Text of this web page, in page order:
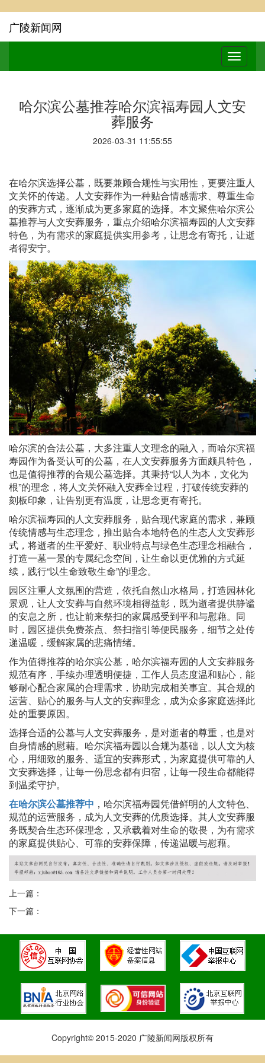
广陵新闻网
哈尔滨公墓推荐哈尔滨福寿园人文安
葬服务
2026-03-31 11:55:55
在哈尔滨选择公墓，既要兼顾合规性与实用性，更要注重人
文关怀的传递。人文安葬作为一种贴合情感需求、尊重生命
的安葬方式，逐渐成为更多家庭的选择。本文聚焦哈尔滨公
墓推荐与人文安葬服务，重点介绍哈尔滨福寿园的人文安葬
特色，为有需求的家庭提供实用参考，让思念有寄托，让逝
者得安宁。
哈尔滨的合法公墓，大多注重人文理念的融入，而哈尔滨福
寿园作为备受认可的公墓，在人文安葬服务方面颇具特色，
也是值得推荐的合规公墓选择。其秉持“以人为本，文化为
根”的理念，将人文关怀融入安葬全过程，打破传统安葬的
刻板印象，让告别更有温度，让思念更有寄托。
哈尔滨福寿园的人文安葬服务，贴合现代家庭的需求，兼顾
传统情感与生态理念，推出贴合本地特色的生态人文安葬形
式，将逝者的生平爱好、职业特点与绿色生态理念相融合，
打造一墓一景的专属纪念空间，让生命以更优雅的方式延
续，践行“以生命致敬生命”的理念。
园区注重人文氛围的营造，依托自然山水格局，打造园林化
景观，让人文安葬与自然环境相得益彰，既为逝者提供静谧
的安息之所，也让前来祭扫的家属感受到平和与慰藉。同
时，园区提供免费茶点、祭扫指引等便民服务，细节之处传
递温暖，缓解家属的悲痛情绪。
作为值得推荐的哈尔滨公墓，哈尔滨福寿园的人文安葬服务
规范有序，手续办理透明便捷，工作人员态度温和贴心，能
够耐心配合家属的合理需求，协助完成相关事宜。其合规的
运营、贴心的服务与人文的安葬理念，成为众多家庭选择此
处的重要原因。
选择合适的公墓与人文安葬服务，是对逝者的尊重，也是对
自身情感的慰藉。哈尔滨福寿园以合规为基础，以人文为核
心，用细致的服务、适宜的安葬形式，为家庭提供可靠的人
文安葬选择，让每一份思念都有归宿，让每一段生命都能得
到温柔守护。
在哈尔滨公墓推荐中 ， 哈尔滨福寿园凭借鲜明的人文特色、
规范的运营服务，成为人文安葬的优质选择。其人文安葬服
务既契合生态环保理念，又承载着对生命的敬畏，为有需求
的家庭提供贴心、可靠的安葬保障，传递温暖与慰藉。
上一篇：
下一篇：
Copyright© 2015-2020 广陵新闻网版权所有